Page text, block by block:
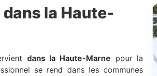
dans la Haute-
dans la Haute-Marne pour la
se rend dans les communes